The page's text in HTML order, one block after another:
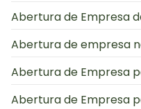
Abertura de Empresa
Abertura de empresa
Abertura de Empresa
Abertura de Empresa